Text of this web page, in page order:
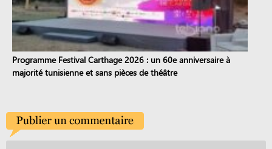
Programme Festival Carthage 2026 : un 60e anniversaire à
majorité tunisienne et sans pièces de théâtre